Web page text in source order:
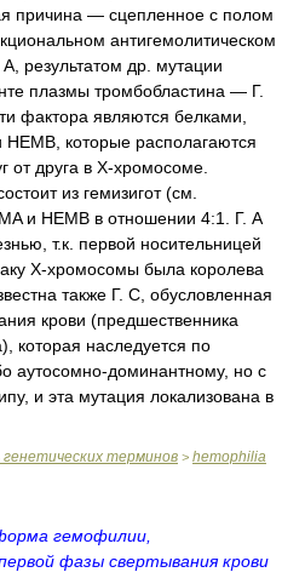
причина — сцепленное с полом
антигемолитическом
результатом др. мутации
плазмы тромбобластина — Г.
фактора являются белками,
которые располагаются
от друга в Х-хромосоме.
из гемизигот (см.
и HEMB в отношении 4:1. Г. А
т.к. первой носительницей
Х-хромосомы была королева
также Г. С, обусловленная
крови (предшественника
которая наследуется по
аутосомно-доминантному, но с
и эта мутация локализована в
генетических терминов > hemophilia
гемофилии,
фазы свертывания крови